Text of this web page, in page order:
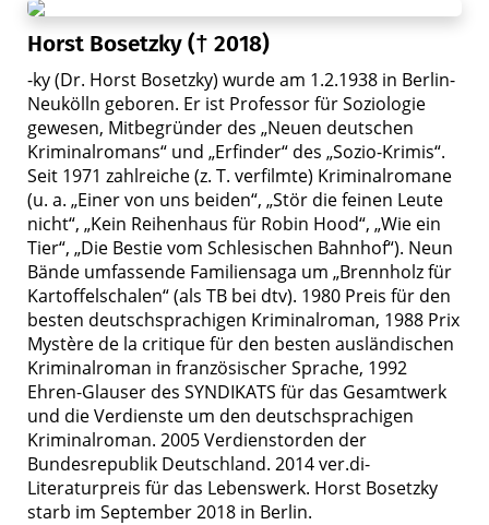
Horst Bosetzky († 2018)
-ky (Dr. Horst Bosetzky) wurde am 1.2.1938 in Berlin-
Neukölln geboren. Er ist Professor für Soziologie
gewesen, Mitbegründer des „Neuen deutschen
Kriminalromans“ und „Erfinder“ des „Sozio-Krimis“.
Seit 1971 zahlreiche (z. T. verfilmte) Kriminalromane
(u. a. „Einer von uns beiden“, „Stör die feinen Leute
nicht“, „Kein Reihenhaus für Robin Hood“, „Wie ein
Tier“, „Die Bestie vom Schlesischen Bahnhof“). Neun
Bände umfassende Familiensaga um „Brennholz für
Kartoffelschalen“ (als TB bei dtv). 1980 Preis für den
besten deutschsprachigen Kriminalroman, 1988 Prix
Mystère de la critique für den besten ausländischen
Kriminalroman in französischer Sprache, 1992
Ehren-Glauser des SYNDIKATS für das Gesamtwerk
und die Verdienste um den deutschsprachigen
Kriminalroman. 2005 Verdienstorden der
Bundesrepublik Deutschland. 2014 ver.di-
Literaturpreis für das Lebenswerk. Horst Bosetzky
starb im September 2018 in Berlin.